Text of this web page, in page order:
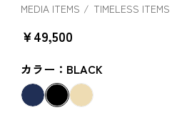
MEDIA ITEMS TIMELESS ITEMS
￥49,500
カラー：BLACK